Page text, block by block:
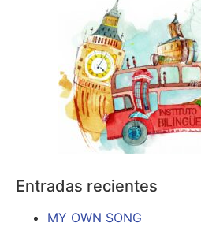
Entradas recientes
MY OWN SONG